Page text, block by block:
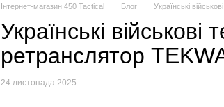
Інтернет-магазин 450 Tactical Блог Українські
Українські
ретранслятор
24 листопада 2025